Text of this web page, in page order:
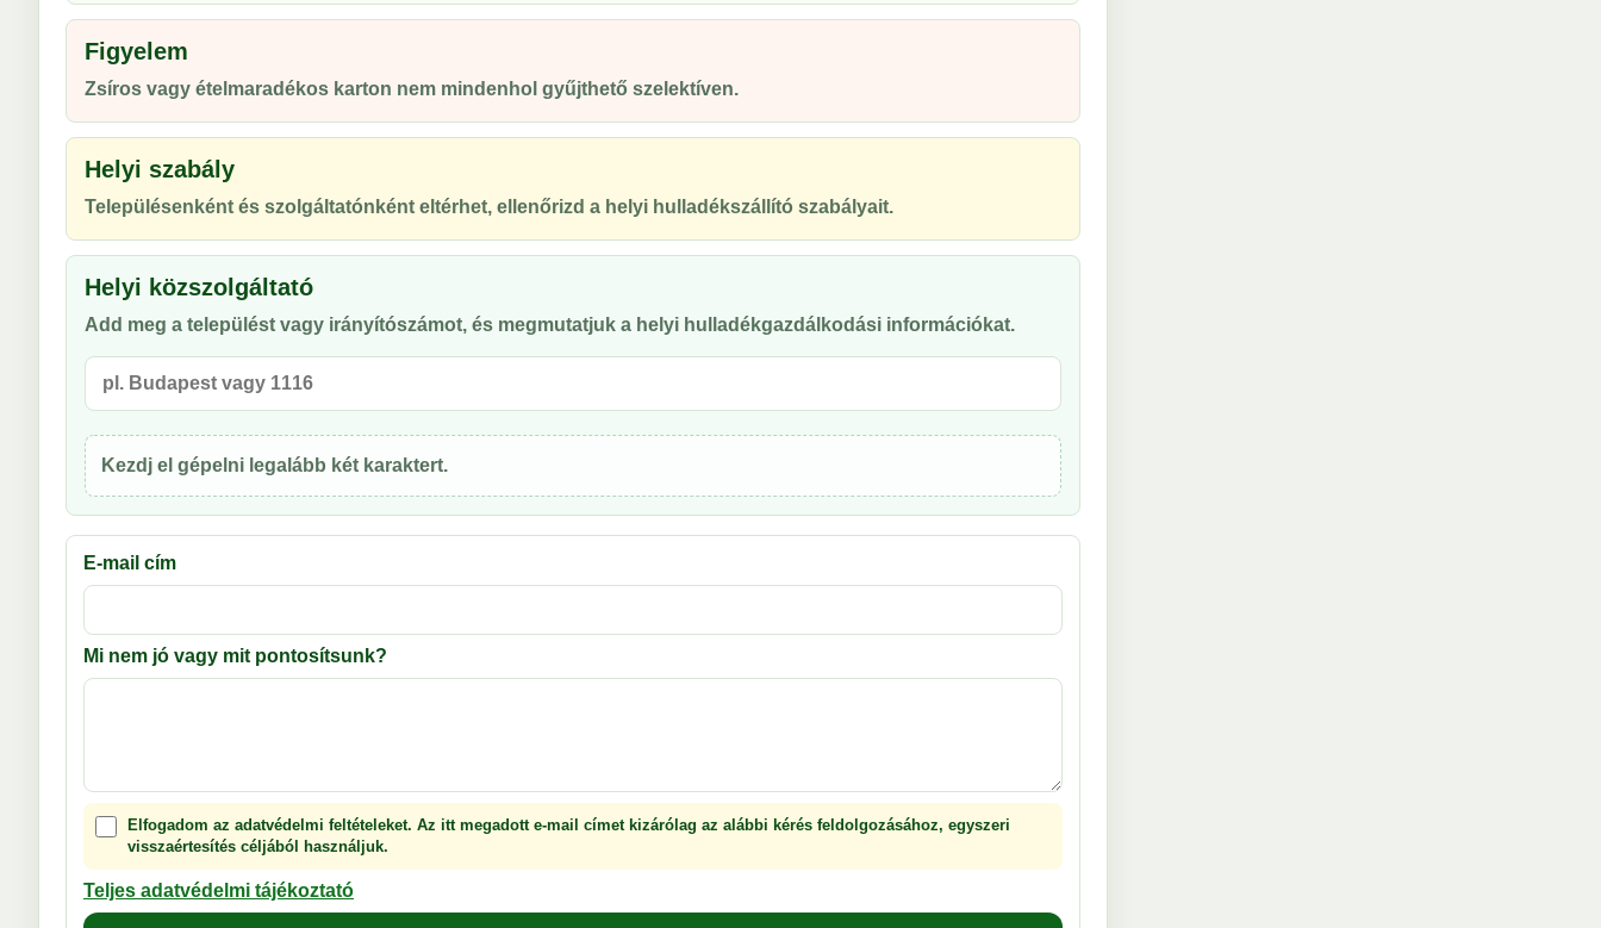
Figyelem
Zsíros vagy ételmaradékos karton nem mindenhol gyűjthető szelektíven.
Helyi szabály
Településenként és szolgáltatónként eltérhet, ellenőrizd a helyi hulladékszállító szabályait.
Helyi közszolgáltató
Add meg a települést vagy irányítószámot, és megmutatjuk a helyi hulladékgazdálkodási információkat.
Kezdj el gépelni legalább két karaktert.
E-mail cím
Mi nem jó vagy mit pontosítsunk?
Elfogadom az adatvédelmi feltételeket. Az itt megadott e-mail címet kizárólag az alábbi kérés feldolgozásához, egyszeri
visszaértesítés céljából használjuk.
Teljes adatvédelmi tájékoztató